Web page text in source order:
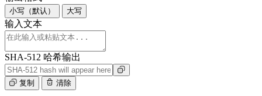
小写（默认） 大写
输入文本
SHA-512 哈希输出
复制 清除